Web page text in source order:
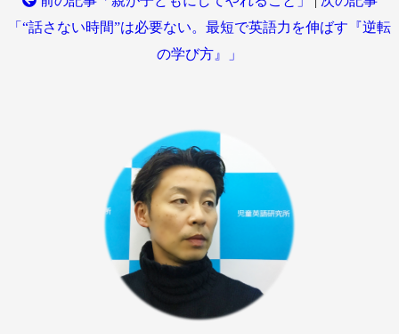
「“話さない時間”は必要ない。最短で英語力を伸ばす『逆転
の学び方』」